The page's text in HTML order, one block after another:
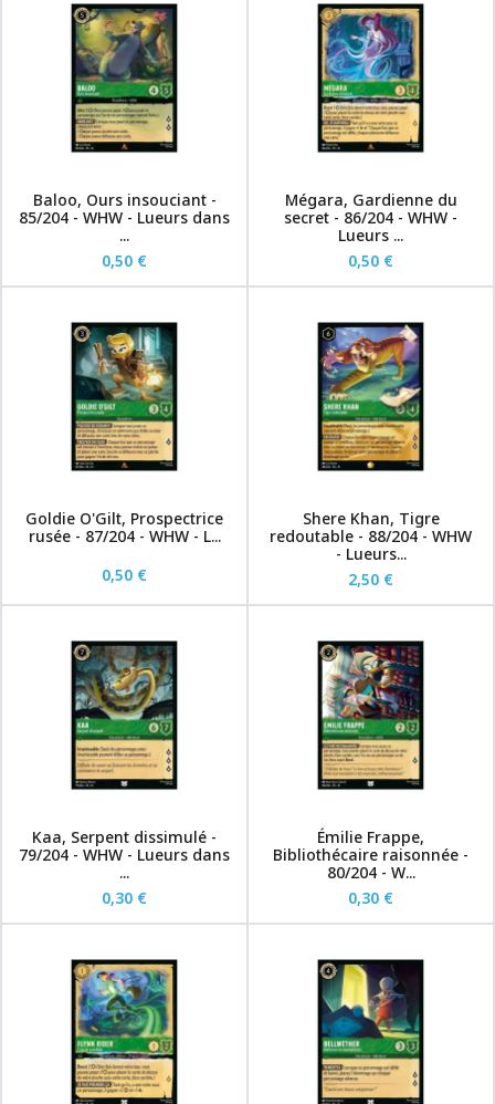
Baloo, Ours insouciant -
85/204 - WHW - Lueurs dans
...
0,50 €
Mégara, Gardienne du
secret - 86/204 - WHW -
Lueurs ...
0,50 €
Goldie O'Gilt, Prospectrice
rusée - 87/204 - WHW - L...
0,50 €
Shere Khan, Tigre
redoutable - 88/204 - WHW
- Lueurs...
2,50 €
Kaa, Serpent dissimulé -
79/204 - WHW - Lueurs dans
...
0,30 €
Émilie Frappe,
Bibliothécaire raisonnée -
80/204 - W...
0,30 €